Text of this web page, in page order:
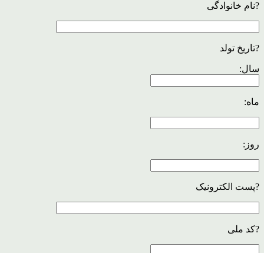
?نام خانوادگی
?تاریخ تولد
سال:
ماه:
روز:
?پست الکترونیک
?کد ملی